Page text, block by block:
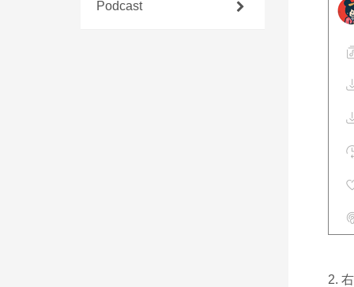
Podcast
2.